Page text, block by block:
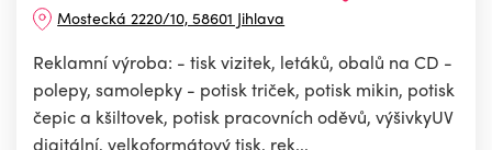
Mostecká 2220/10, 58601 Jihlava
Reklamní výroba: - tisk vizitek, letáků, obalů na CD -
polepy, samolepky - potisk triček, potisk mikin, potisk
čepic a kšiltovek, potisk pracovních oděvů, výšivkyUV
digitální, velkoformátový tisk, rek...